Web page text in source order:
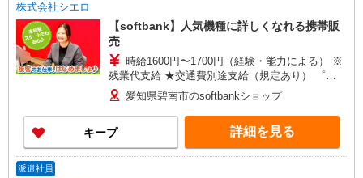
株式会社シエロ
【softbank】人気機種に詳しくなれる携帯販
売
時給1600円〜1700円（経験・能力による） ※
残業代支給 ★交通費別途支給（規定あり） ゜
+゜・。○。・゜+゜・。○。・゜+゜ 入社祝い金10
万円支給(規定有) お友達を紹介頂くと, インセンテ
ィブ支給(規定有) ★月2回払い・週払い可能（規程
有）★ ゜・。○。・゜+゜・。○。・゜+゜
愛知県碧南市のsoftbankショップ
キープ 詳細を見る
派遣社員